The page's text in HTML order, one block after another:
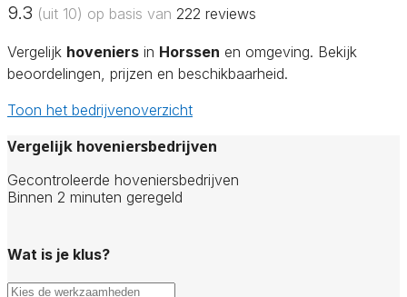
9.3 (uit 10) op basis van 222 reviews
Vergelijk hoveniers in Horssen en omgeving. Bekijk
beoordelingen, prijzen en beschikbaarheid.
Toon het bedrijvenoverzicht
Vergelijk hoveniersbedrijven
Gecontroleerde hoveniersbedrijven
Binnen 2 minuten geregeld
Wat is je klus?